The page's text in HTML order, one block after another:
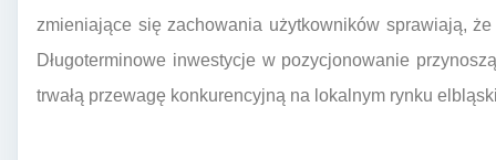
zmieniające się zachowania użytkowników sprawiają,
Długoterminowe inwestycje w pozycjonowanie
trwałą przewagę konkurencyjną na lokalnym rynku